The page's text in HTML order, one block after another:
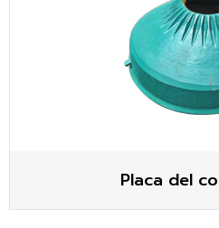
Placa del